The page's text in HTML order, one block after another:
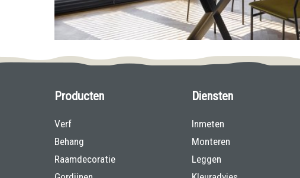
Producten
Verf
Behang
Raamdecoratie
Diensten
Inmeten
Monteren
Leggen